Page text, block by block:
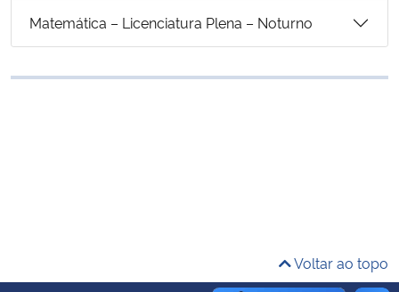
Ministério da Cidadania
Matemática – Licenciatura Plena – Noturno
Voltar ao topo